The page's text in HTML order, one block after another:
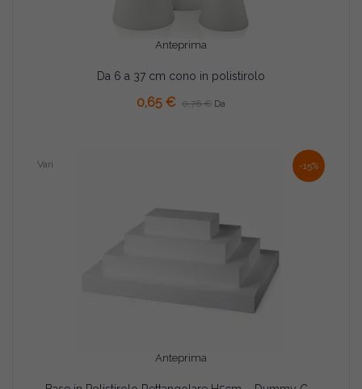
Anteprima
Da 6 a 37 cm cono in polistirolo
0,65 € 0,76 € Da
-15%
Anteprima
Vari